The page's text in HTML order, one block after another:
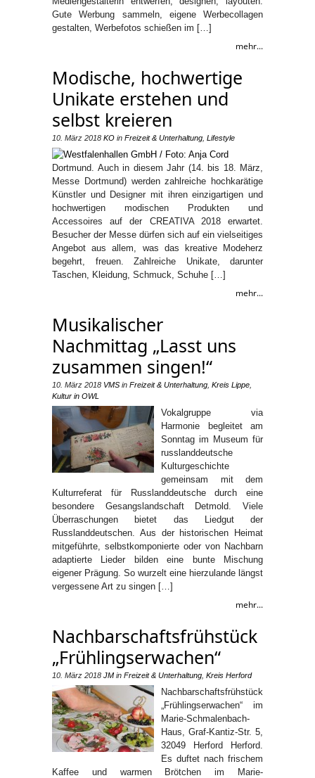
Gute Werbung sammeln, eigene Werbecollagen
gestalten, Werbefotos schießen im […]
mehr...
Modische, hochwertige
Unikate erstehen und
selbst kreieren
10. März 2018 KO in Freizeit & Unterhaltung Lifestyle
Dortmund. Auch in diesem Jahr (14. bis 18. März,
Messe Dortmund) werden zahlreiche hochkarätige
Künstler und Designer mit ihren einzigartigen und
hochwertigen modischen Produkten und
Accessoires auf der CREATIVA 2018 erwartet.
Besucher der Messe dürfen sich auf ein vielseitiges
Angebot aus allem, was das kreative Modeherz
begehrt, freuen. Zahlreiche Unikate, darunter
Taschen, Kleidung, Schmuck, Schuhe […]
mehr...
Musikalischer
Nachmittag „Lasst uns
zusammen singen!“
10. März 2018 VMS in Freizeit & Unterhaltung Kreis Lippe
Kultur in OWL
Vokalgruppe via
Harmonie begleitet am
Sonntag im Museum für
russlanddeutsche
Kulturgeschichte
gemeinsam mit dem
Kulturreferat für Russlanddeutsche durch eine
besondere Gesangslandschaft Detmold. Viele
Überraschungen bietet das Liedgut der
Russlanddeutschen. Aus der historischen Heimat
mitgeführte, selbstkomponierte oder von Nachbarn
adaptierte Lieder bilden eine bunte Mischung
eigener Prägung. So wurzelt eine hierzulande längst
vergessene Art zu singen […]
mehr...
Nachbarschaftsfrühstück
„Frühlingserwachen“
10. März 2018 JM in Freizeit & Unterhaltung Kreis Herford
Nachbarschaftsfrühstück
„Frühlingserwachen“ im
Marie-Schmalenbach-
Haus, Graf-Kantiz-Str. 5,
32049 Herford Herford.
Es duftet nach frischem
Kaffee und warmen Brötchen im Marie-